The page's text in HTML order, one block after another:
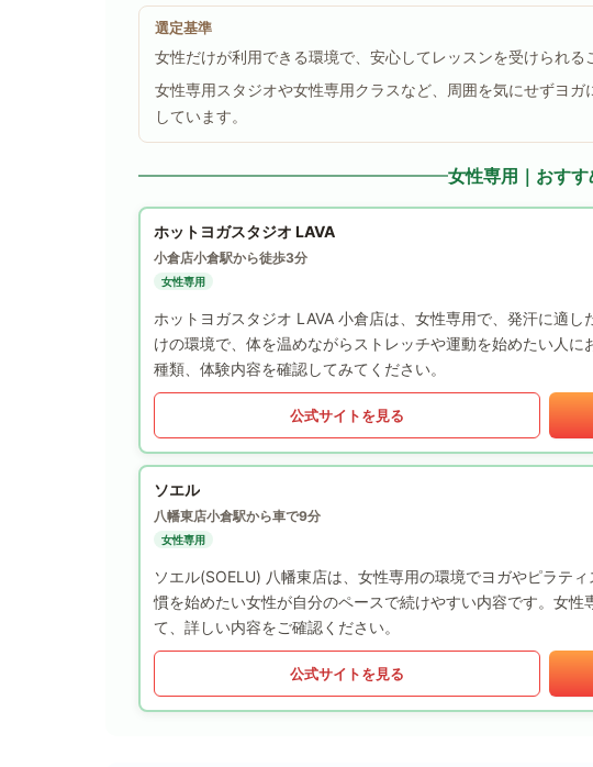
選定基準
女性だけが利用できる環境で、安心してレッスンを受けられる
女性専用スタジオや女性専用クラスなど、周囲を気にせずヨ
しています。
女性専用｜おす
ホットヨガスタジオ LAVA
小倉店小倉駅から徒歩3分
女性専用
ホットヨガスタジオ LAVA 小倉店は、女性専用で、発汗に適
けの環境で、体を温めながらストレッチや運動を始めたい人
種類、体験内容を確認してみてください。
公式サイトを見る
ソエル
八幡東店小倉駅から車で9分
女性専用
ソエル(SOELU) 八幡東店は、女性専用の環境でヨガやピラテ
慣を始めたい女性が自分のペースで続けやすい内容です。女
て、詳しい内容をご確認ください。
公式サイトを見る